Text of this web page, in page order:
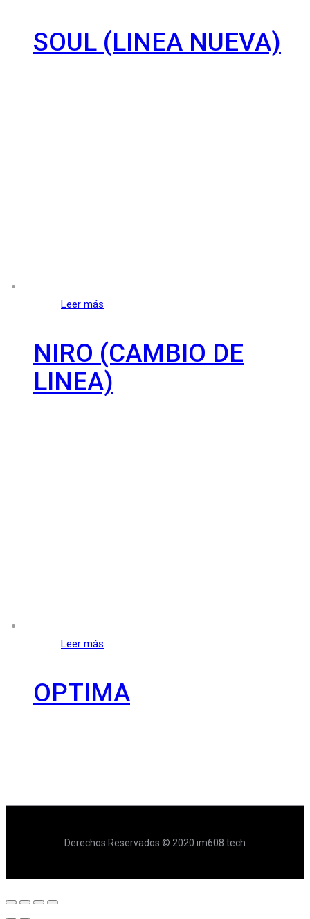
SOUL (LINEA NUEVA)
Leer más
NIRO (CAMBIO DE
LINEA)
Leer más
OPTIMA
Derechos Reservados © 2020 im608.tech